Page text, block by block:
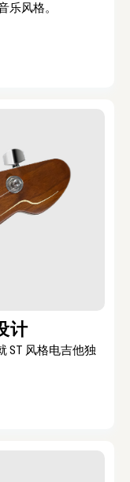
乐风格。
计
ST 风格电吉他独